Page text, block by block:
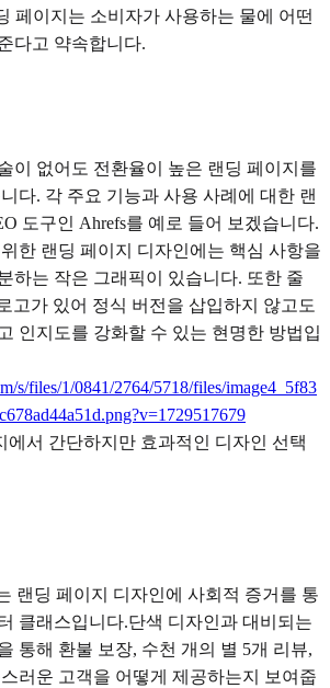
페이지는 소비자가 사용하는 물에 어떤
다고 약속합니다.
이 없어도 전환율이 높은 랜딩 페이지를
다. 각 주요 기능과 사용 사례에 대한 랜
도구인 Ahrefs를 예로 들어 보겠습니다.
한 랜딩 페이지 디자인에는 핵심 사항을
하는 작은 그래픽이 있습니다. 또한 줄
고가 있어 정식 버전을 삽입하지 않고도
인지도를 강화할 수 있는 현명한 방법입
s/files/1/0841/2764/5718/files/image4_5f83
에서 간단하지만 효과적인 디자인 선택
랜딩 페이지 디자인에 사회적 증거를 통
클래스입니다.단색 디자인과 대비되는
통해 환불 보장, 수천 개의 별 5개 리뷰,
러운 고객을 어떻게 제공하는지 보여줍